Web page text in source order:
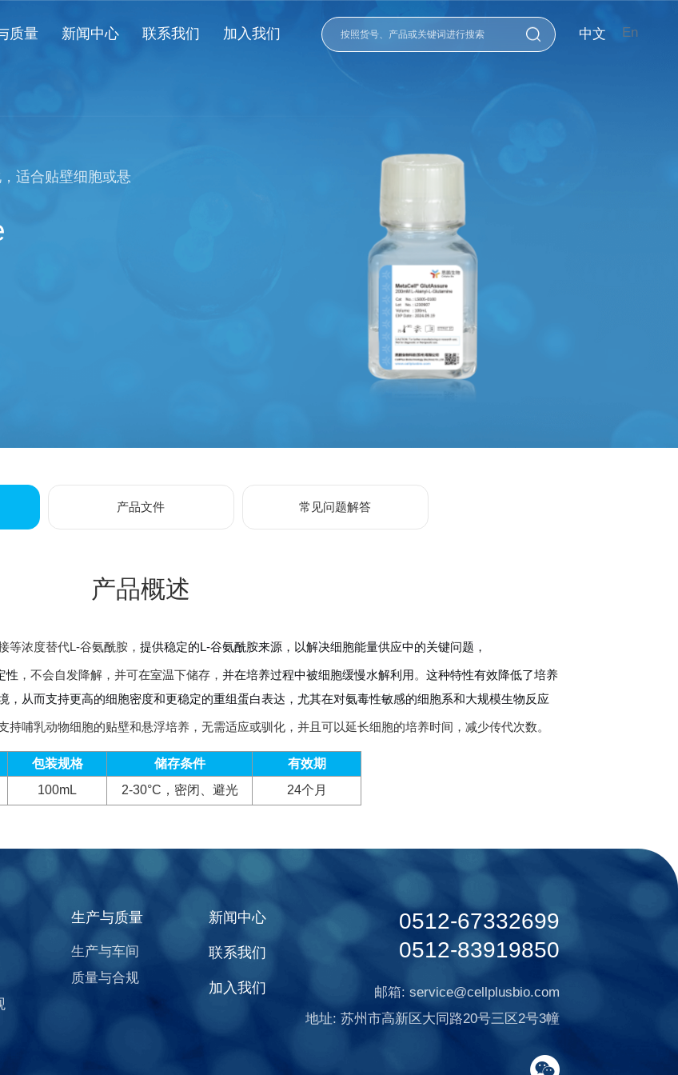
质量 新闻中心 联系我们 加入我们 中文 En
适合贴壁细胞或悬
产品文件 常见问题解答
产品概述
等浓度替代L-谷氨酰胺，提供稳定的L-谷氨酰胺来源，以解决细胞能量供应中的关键问题，
性 ，不会自发降解，并可在室温下储存，并在培养过程中被细胞缓慢水解利用。这种特性有效降低了培养
，从而支持更高的细胞密度和更稳定的重组蛋白表达，尤其在对氨毒性敏感的细胞系和大规模生物反应
持哺乳动物细胞的贴壁和悬浮培养，无需适应或驯化，并且可以延长细胞的培养时间，减少传代次数。
包装规格 储存条件 有效期
100mL 2-30°C，密闭、避光 24个月
生产与质量
生产与车间
质量与合规
新闻中心
联系我们
加入我们
0512-67332699
0512-83919850
邮箱: service@cellplusbio.com
地址: 苏州市高新区大同路20号三区2号3幢